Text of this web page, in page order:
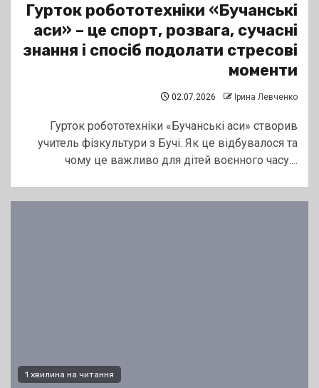
Гурток робототехніки «Бучанські
аси» – це спорт, розвага, сучасні
знання і спосіб подолати стресові
моменти
02.07.2026 Ірина Левченко
Гурток робототехніки «Бучанські аси» створив
учитель фізкультури з Бучі. Як це відбувалося та
чому це важливо для дітей воєнного часу....
1 хвилина на читання